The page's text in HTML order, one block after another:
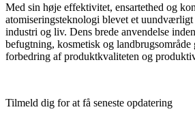
Med sin høje effektivitet, ensartethed og
atomiseringsteknologi blevet et
industri og liv. Dens brede anvendelse
befugtning, kosmetisk og
forbedring af produktkvaliteten og
Tilmeld dig for at få seneste opdatering